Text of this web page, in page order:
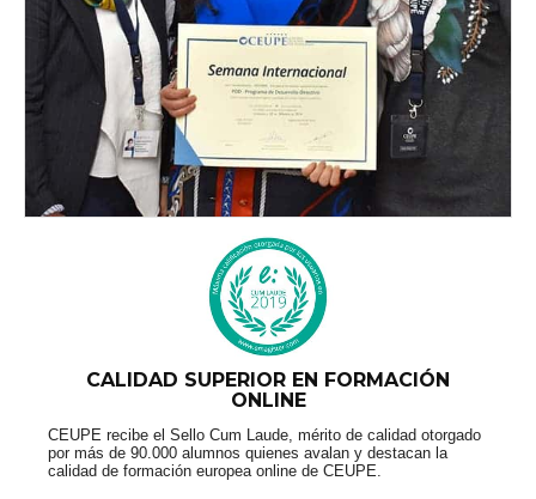
CALIDAD SUPERIOR EN FORMACIÓN
ONLINE
CEUPE recibe el Sello Cum Laude, mérito de calidad otorgado
por más de 90.000 alumnos quienes avalan y destacan la
calidad de formación europea online de CEUPE.